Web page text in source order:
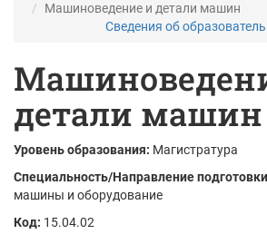
Машиноведение и детали машин
Сведения об
детали машин
Уровень образования: Магистратура
Специальность/Направление
машины и оборудование
Код: 15.04.02